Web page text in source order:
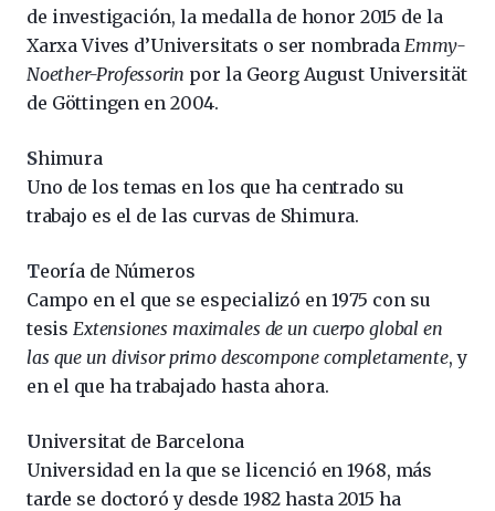
de investigación, la medalla de honor 2015 de la
Xarxa Vives d’Universitats o ser nombrada Emmy-
Noether-Professorin por la Georg August Universität
de Göttingen en 2004.
Shimura
Uno de los temas en los que ha centrado su
trabajo es el de las curvas de Shimura.
Teoría de Números
Campo en el que se especializó en 1975 con su
tesis Extensiones maximales de un cuerpo global en
las que un divisor primo descompone completamente, y
en el que ha trabajado hasta ahora.
Universitat de Barcelona
Universidad en la que se licenció en 1968, más
tarde se doctoró y desde 1982 hasta 2015 ha